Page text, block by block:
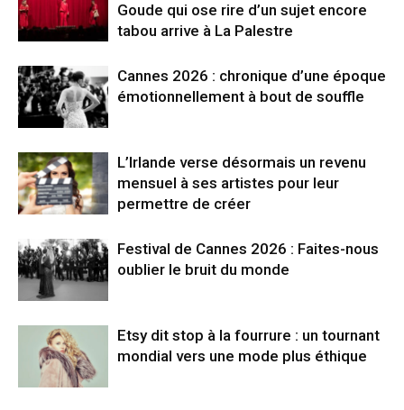
Goude qui ose rire d’un sujet encore
tabou arrive à La Palestre
Cannes 2026 : chronique d’une époque
émotionnellement à bout de souffle
L’Irlande verse désormais un revenu
mensuel à ses artistes pour leur
permettre de créer
Festival de Cannes 2026 : Faites-nous
oublier le bruit du monde
Etsy dit stop à la fourrure : un tournant
mondial vers une mode plus éthique